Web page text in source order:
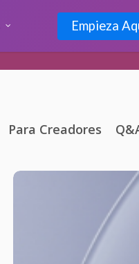
Empieza
Para Creadores